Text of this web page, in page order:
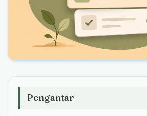
Pengantar